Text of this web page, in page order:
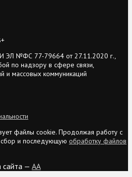
ЭЛ №ФС 77-79664 от 27.11.2020 г.,
по надзору в сфере связи,
и массовых коммуникаций
файлы cookie. Продолжая работу с
сбор и последующую обработку файлов
сайта — AA